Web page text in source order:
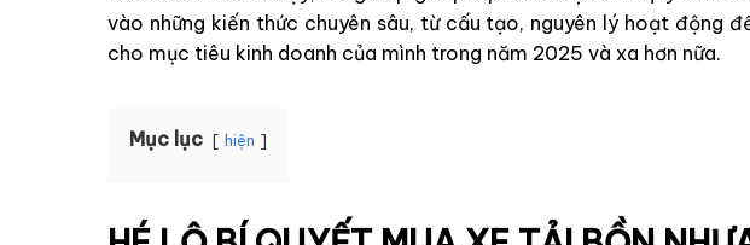
vào những kiến thức chuyên sâu, từ cấu tạo, nguyên lý hoạt động
cho mục tiêu kinh doanh của mình trong năm 2025 và xa hơn nữa.
Mục lục hiện